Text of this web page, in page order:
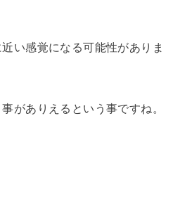
い感覚になる可能性がありま
がありえるという事ですね。